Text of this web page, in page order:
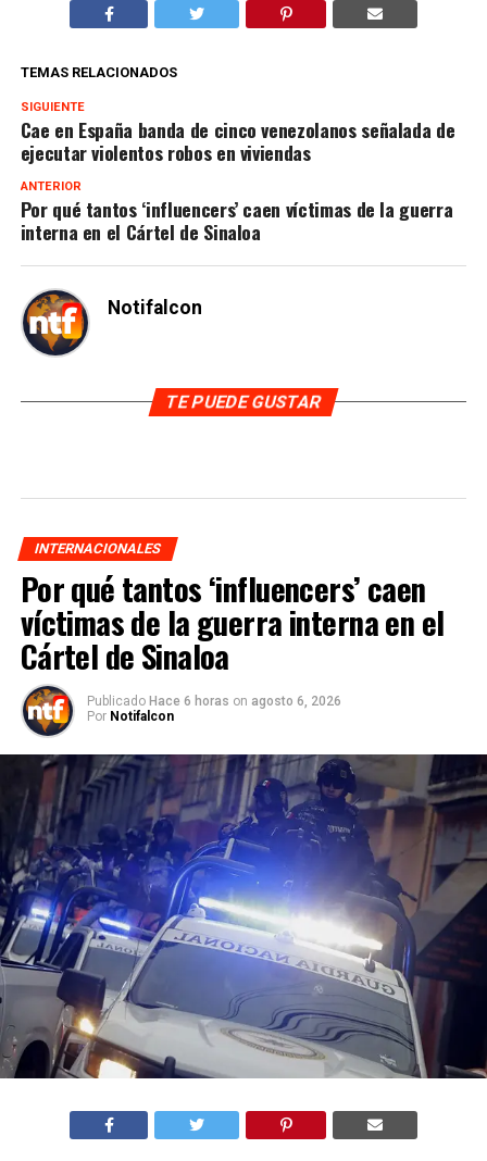
TEMAS RELACIONADOS
SIGUIENTE
Cae en España banda de cinco venezolanos señalada de
ejecutar violentos robos en viviendas
ANTERIOR
Por qué tantos ‘influencers’ caen víctimas de la guerra
interna en el Cártel de Sinaloa
Notifalcon
TE PUEDE GUSTAR
INTERNACIONALES
Por qué tantos ‘influencers’ caen
víctimas de la guerra interna en el
Cártel de Sinaloa
Publicado Hace 6 horas on agosto 6, 2026
Por Notifalcon